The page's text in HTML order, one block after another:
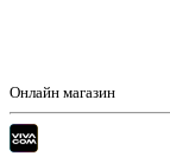
Онлайн магазин